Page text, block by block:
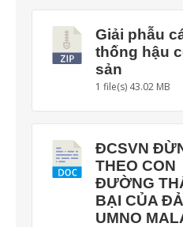
Giải phẫu
thống hậu
sản
1 file(s) 43.02 MB
ĐCSVN
THEO CON
ĐƯỜNG
BẠI CỦA
UMNO